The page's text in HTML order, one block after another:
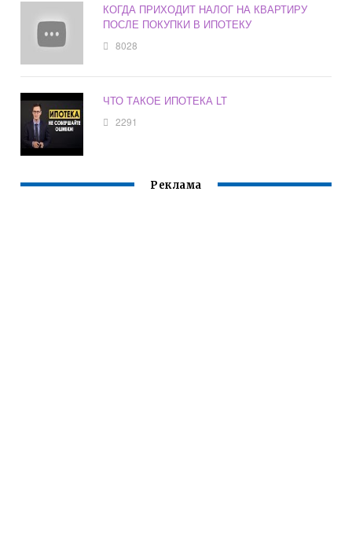
КОГДА ПРИХОДИТ НАЛОГ НА КВАРТИРУ
ПОСЛЕ ПОКУПКИ В ИПОТЕКУ
8028
ЧТО ТАКОЕ ИПОТЕКА LT
2291
Реклама